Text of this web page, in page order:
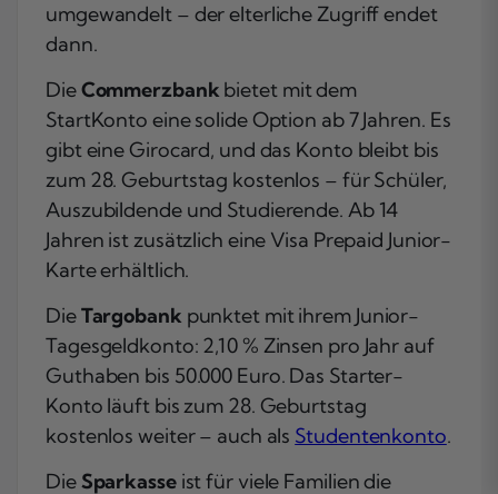
umgewandelt – der elterliche Zugriff endet
dann.
DieCommerzbank bietet mit dem
StartKonto eine solide Option ab 7 Jahren. Es
gibt eine Girocard, und das Konto bleibt bis
zum 28. Geburtstag kostenlos – für Schüler,
Auszubildende und Studierende. Ab 14
Jahren ist zusätzlich eine Visa Prepaid Junior-
Karte erhältlich.
DieTargobank punktet mit ihrem Junior-
Tagesgeldkonto: 2,10 % Zinsen pro Jahr auf
Guthaben bis 50.000 Euro. Das Starter-
Konto läuft bis zum 28. Geburtstag
kostenlos weiter – auch als Studentenkonto.
DieSparkasseist für viele Familien die